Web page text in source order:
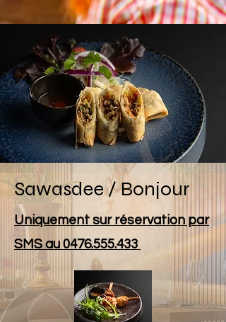
Sawasdee / Bonjour
Uniquement sur réservation par
SMS au 0476.555.433